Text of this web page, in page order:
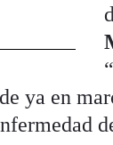
ya en